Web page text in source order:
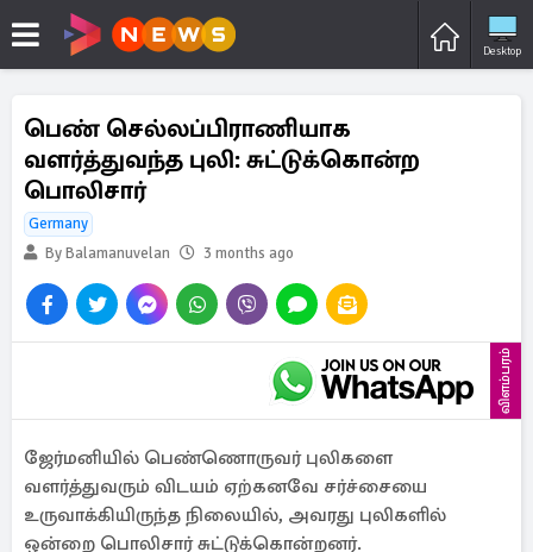
Desktop
பெண் செல்லப்பிராணியாக
வளர்த்துவந்த புலி: சுட்டுக்கொன்ற
பொலிசார்
Germany
By Balamanuvelan
3 months ago
விளம்பரம்
ஜேர்மனியில் பெண்ணொருவர் புலிகளை
வளர்த்துவரும் விடயம் ஏற்கனவே சர்ச்சையை
உருவாக்கியிருந்த நிலையில், அவரது புலிகளில்
ஒன்றை பொலிசார் சுட்டுக்கொன்றனர்.